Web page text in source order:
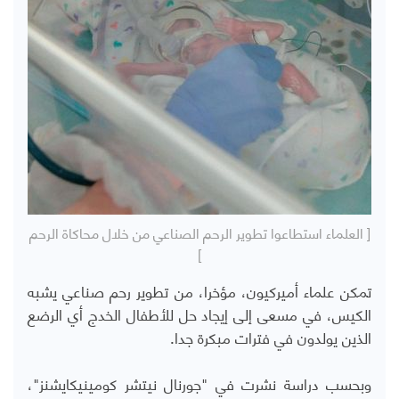
[ العلماء استطاعوا تطوير الرحم الصناعي من خلال محاكاة الرحم
]
تمكن علماء أميركيون، مؤخرا، من تطوير رحم صناعي يشبه
الكيس، في مسعى إلى إيجاد حل للأطفال الخدج أي الرضع
الذين يولدون في فترات مبكرة جدا.
وبحسب دراسة نشرت في "جورنال نيتشر كومينيكايشنز"،